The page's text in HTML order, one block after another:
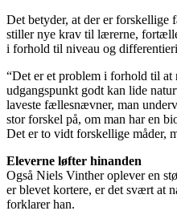
Det betyder, at der er forskellige
stiller nye krav til lærerne,
i forhold til niveau og
“Det er et problem i forhold til at
udgangspunkt godt kan lide
laveste fællesnævner, man
stor forskel på, om man har en
Det er to vidt forskellige måder,
Eleverne løfter hinanden
Også Niels Vinther oplever en
er blevet kortere, er det svært at
forklarer han.